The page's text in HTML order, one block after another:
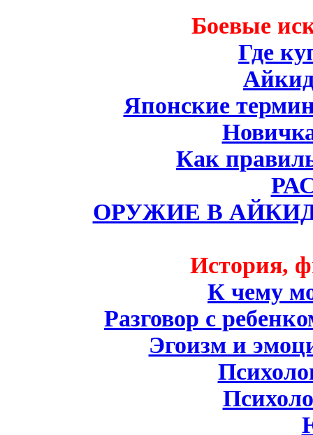
Боевые
Где
Японские
Как
ОРУЖИЕ В
История,
К чему
Разговор с
Эгоизм и